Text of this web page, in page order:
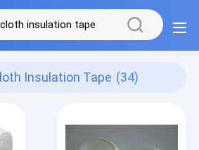
Insulation Tape (34)